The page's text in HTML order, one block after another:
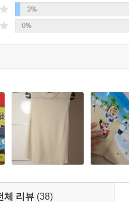
3%
0%
체 리뷰 (38)